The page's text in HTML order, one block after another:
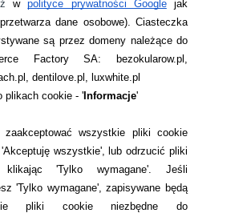
wpolityce prywatności Googlejak
dane osobowe). Ciasteczka
są przez domeny należące do
Factory SA: bezokularow.pl,
dentilove.pl, luxwhite.pl
plikach cookie - 'Informacje'
zaakceptować wszystkie pliki cookie
wszystkie', lub odrzucić pliki
klikając 'Tylko wymagane'. Jeśli
'Tylko wymagane', zapisywane będą
pliki cookie niezbędne do
od umowy)
ZGODY NA CIASTECZKA